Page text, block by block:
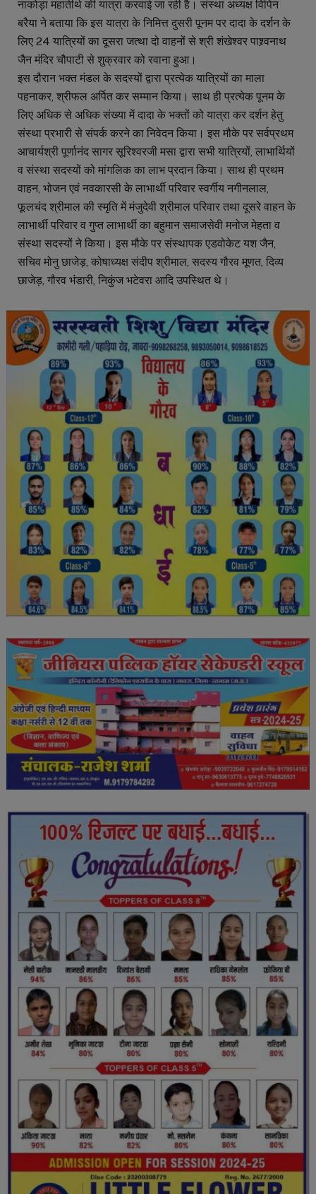
नाकोड़ा महातीर्थ की यात्रा करवाई जा रही है। संस्था अध्यक्ष विपिन
बरैया ने बताया कि इस यात्रा के निमित्त दुसरी पूनम पर दादा के दर्शन के
लिए 24 यात्रियों का दूसरा जत्था दो वाहनों से श्री शंखेश्वर पाश्र्वनाथ
जैन मंदिर चौपाटी से शुक्रवार को रवाना हुआ।
इस दौरान भक्त मंडल के सदस्यों द्वारा प्रत्येक यात्रियों का माला
पहनाकर, श्रीफल अर्पित कर सम्मान किया। साथ ही प्रत्येक पूनम के
लिए अधिक से अधिक संख्या में दादा के भक्तों को यात्रा कर दर्शन हेतु
संस्था प्रभारी से संपर्क करने का निवेदन किया। इस मौके पर सर्वप्रथम
आचार्यश्री पूर्णानंद सागर सूरिश्वरजी मसा द्वारा सभी यात्रियों, लाभार्थियों
व संस्था सदस्यों को मांगलिक का लाभ प्रदान किया। साथ ही प्रथम
वाहन, भोजन एवं नवकारसी के लाभार्थी परिवार स्वर्गीय नगीनलाल,
फूलचंद श्रीमाल की स्मृति में मंजुदेवी श्रीमाल परिवार तथा दूसरे वाहन के
लाभार्थी परिवार व गुप्त लाभार्थी का बहुमान समाजसेवी मनोज मेहता व
संस्था सदस्यों ने किया। इस मौके पर संस्थापक एडवोकेट यश जैन,
सचिव मोनु छाजेड़, कोषाध्यक्ष संदीप श्रीमाल, सदस्य गौरव मूणत, दिव्य
छाजेड़, गौरव भंडारी, निकुंज भटेवरा आदि उपस्थित थे।